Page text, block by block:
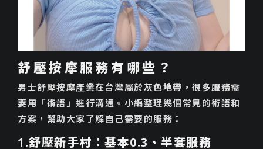
舒壓按摩服務有哪些？
男士舒壓按摩產業在台灣屬於灰色地帶，很多服務需
要用「術語」進行溝通。小編整理幾個常見的術語和
方案，幫助大家了解自己需要的服務：
1.舒壓新手村：基本0.3、半套服務